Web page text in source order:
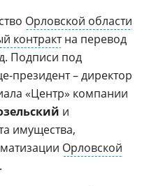
Орловской области
контрактна перевод
Подписи под
президент – директор
«Центр» компании
и
имущества,
Орловской
.